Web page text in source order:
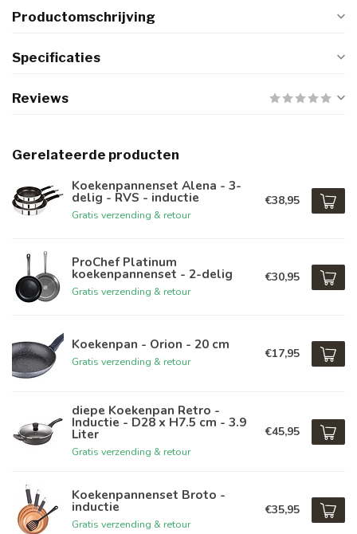
Productomschrijving
Specificaties
Reviews
Gerelateerde producten
Koekenpannenset Alena - 3-
delig - RVS - inductie
Gratis verzending & retour
€38,95
ProChef Platinum
koekenpannenset - 2-delig
Gratis verzending & retour
€30,95
Koekenpan - Orion - 20 cm
Gratis verzending & retour
€17,95
diepe Koekenpan Retro -
Inductie - D28 x H7.5 cm - 3.9
Liter
Gratis verzending & retour
€45,95
Koekenpannenset Broto -
inductie
Gratis verzending & retour
€35,95